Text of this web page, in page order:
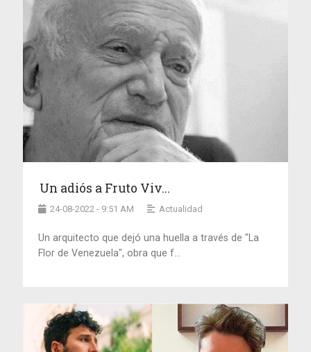
Un adiós a Fruto Viv...
24-08-2022 - 9:51 AM Actualidad
Un arquitecto que dejó una huella a través de "La
Flor de Venezuela", obra que f...